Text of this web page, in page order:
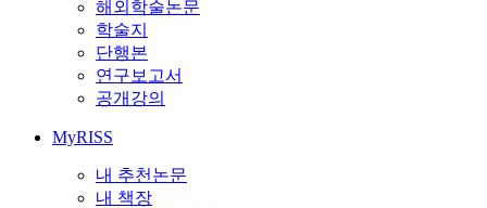
해외학술논문
학술지
단행본
연구보고서
공개강의
MyRISS
내 추천논문
내 책장